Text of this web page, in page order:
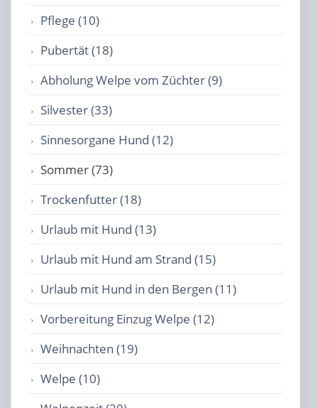
Pflege (10)
Pubertät (18)
Abholung Welpe vom Züchter (9)
Silvester (33)
Sinnesorgane Hund (12)
Sommer (73)
Trockenfutter (18)
Urlaub mit Hund (13)
Urlaub mit Hund am Strand (15)
Urlaub mit Hund in den Bergen (11)
Vorbereitung Einzug Welpe (12)
Weihnachten (19)
Welpe (10)